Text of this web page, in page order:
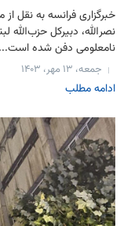
خبرگزاری فرانسه به نقل
نصرالله، دبیرکل حزب‌الله
نامعلومی دفن شده
جمعه، ۱۳ مهر، ۱۴۰۳
ادامه مطلب